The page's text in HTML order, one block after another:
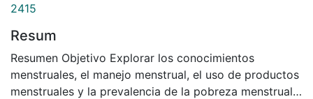
2415
Resum
Resumen Objetivo Explorar los conocimientos
menstruales, el manejo menstrual, el uso de productos
menstruales y la prevalencia de la pobreza menstrual,